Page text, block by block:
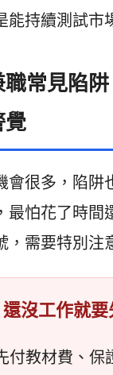
能持續測試市
常見陷
覺
會很多，陷阱
最怕花了時間
，需要特別注
沒工作就要
付教材費、保